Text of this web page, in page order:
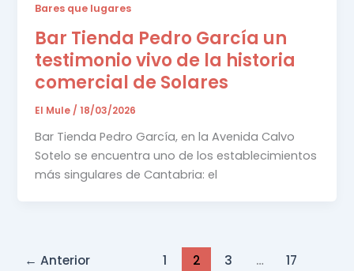
Bares que lugares
Bar Tienda Pedro García un
testimonio vivo de la historia
comercial de Solares
El Mule /18/03/2026
Bar Tienda Pedro García, en la Avenida Calvo
Sotelo se encuentra uno de los establecimientos
más singulares de Cantabria: el
← Anterior 1 2 3 … 17